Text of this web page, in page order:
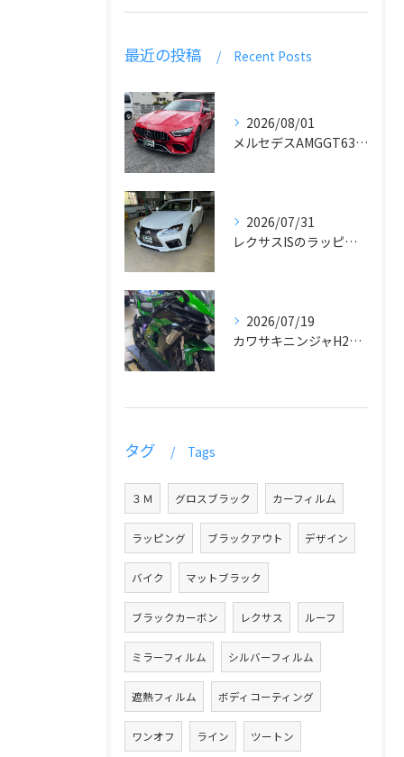
最近の投稿 Recent Posts
2026/08/01
メルセデスAMGGT63のラッピング
2026/07/31
レクサスISのラッピングとデカール貼り
2026/07/19
カワサキニンジャH2SXラッピング
タグ Tags
３Ｍ グロスブラック カーフィルム
ラッピング ブラックアウト デザイン
バイク マットブラック
ブラックカーボン レクサス ルーフ
ミラーフィルム シルバーフィルム
遮熱フィルム ボディコーティング
ワンオフ ライン ツートン